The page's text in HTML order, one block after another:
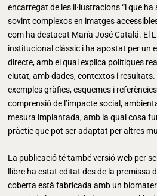
encarregat de les il·lustracions “i que
sovint complexos en imatges
com ha destacat María José Catalá. El
institucional clàssic i ha apostat per un
directe, amb el qual explica polítiques
ciutat, amb dades, contextos i
exemples gràfics, esquemes i
comprensió de l’impacte social,
mesura implantada, amb la qual cosa
pràctic que pot ser adaptat per altres
La publicació té també versió web per
llibre ha estat editat des de la premissa
coberta està fabricada amb un